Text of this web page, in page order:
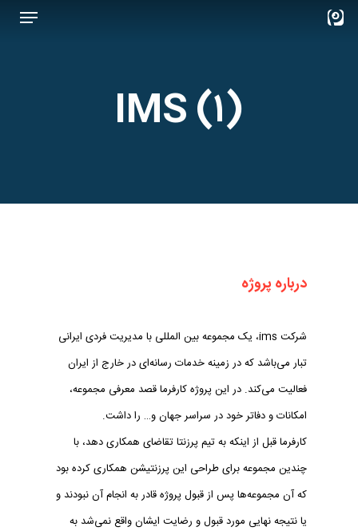
Skip
Menu
(۱) IMS
درباره پروژه
شرکت ims، یک مجموعه بین المللی با مدیریت فردی ایرانی
تبار می‌باشد که در زمینه‌ خدمات رسانه‌ای در خارج از ایران
فعالیت می‌کند. در این پروژه کارفرما قصد معرفی مجموعه،
امکانات و دفاتر خود در سراسر جهان و… را داشت.
کارفرما قبل از اینکه به تیم پرزنتا تقاضای همکاری دهد، با
چندین مجموعه برای طراحی این پرزنتیشن همکاری کرده بود
که آن مجموعه‌ها پس از قبول پروژه قادر به انجام آن نبودند و
یا نتیجه نهایی مورد قبول و رضایت ایشان واقع نمی‌شد به